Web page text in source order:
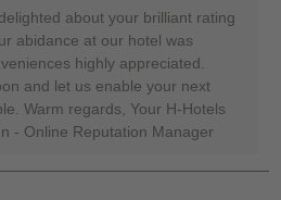
about your brilliant rating
abidance at our hotel was
highly appreciated.
and let us enable your next
Warm regards, Your H-Hotels
- Online Reputation Manager